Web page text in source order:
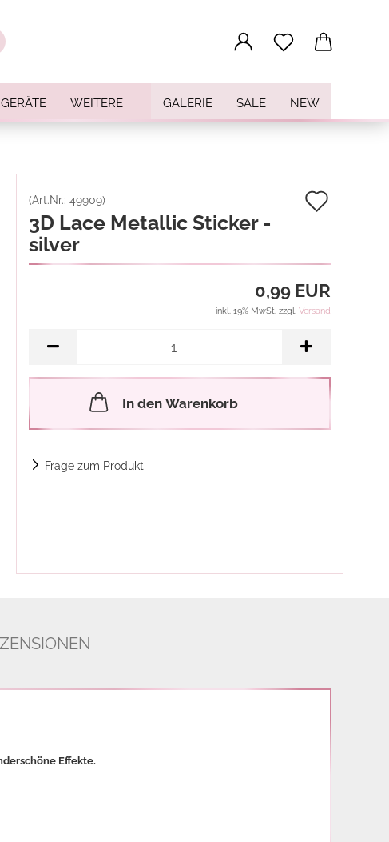
Suche...
GERÄTE GALERIE SALE NEW
WEITERE
(Art.Nr.: 49909)
3D Lace Metallic Sticker -
silver
0,99 EUR
inkl. 19% MwSt. zzgl. Versand
In den Warenkorb
Frage zum Produkt
Effekte.